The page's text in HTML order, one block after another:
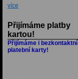
více
Přijímáme platby
kartou!
Přijímáme i bezkontaktní
platební karty!